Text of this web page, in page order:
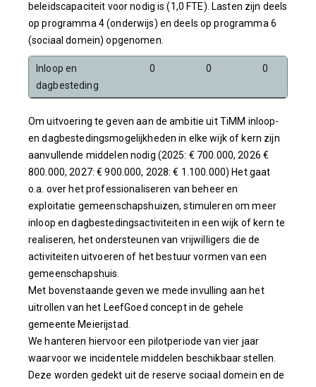
beleidscapaciteit voor nodig is (1,0 FTE). Lasten zijn deels
op programma 4 (onderwijs) en deels op programma 6
(sociaal domein) opgenomen.
Inloop en
dagbesteding
0 0 0
Om uitvoering te geven aan de ambitie uit TiMM inloop-
en dagbestedingsmogelijkheden in elke wijk of kern zijn
aanvullende middelen nodig (2025: € 700.000, 2026 €
800.000, 2027: € 900.000, 2028: € 1.100.000) Het gaat
o.a. over het professionaliseren van beheer en
exploitatie gemeenschapshuizen, stimuleren om meer
inloop en dagbestedingsactiviteiten in een wijk of kern te
realiseren, het ondersteunen van vrijwilligers die de
activiteiten uitvoeren of het bestuur vormen van een
gemeenschapshuis.
Met bovenstaande geven we mede invulling aan het
uitrollen van het LeefGoed concept in de gehele
gemeente Meierijstad.
We hanteren hiervoor een pilotperiode van vier jaar
waarvoor we incidentele middelen beschikbaar stellen.
Deze worden gedekt uit de reserve sociaal domein en de